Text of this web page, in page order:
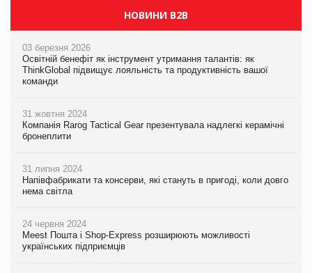
НОВИНИ B2B
03 березня 2026
Освітній бенефіт як інструмент утримання талантів: як
ThinkGlobal підвищує лояльність та продуктивність вашої
команди
31 жовтня 2024
Компанія Rarog Tactical Gear презентувала надлегкі керамічні
бронеплити
31 липня 2024
Напівфабрикати та консерви, які стануть в пригоді, коли довго
нема світла
24 червня 2024
Meest Пошта і Shop-Express розширюють можливості
українських підприємців